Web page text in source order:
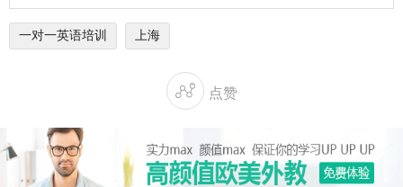
一对一英语培训 上海
 点赞